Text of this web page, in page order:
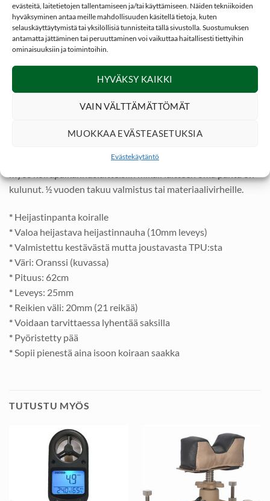
evästeitä, laitetietojen tallentamiseen ja/tai käyttämiseen. Näiden tekniikoiden
hyväksyminen antaa meille mahdollisuuden käsitellä tietoja, kuten
selauskäyttäytymistä tai yksilöllisiä tunnisteita tällä sivustolla. Suostumuksen
antamatta jättäminen tai peruuttaminen voi vaikuttaa haitallisesti tiettyihin
ominaisuuksiin ja toimintoihin.
HYVÄKSY KAIKKI
VAIN VÄLTTÄMÄTTÖMÄT
MUOKKAA EVÄSTEASETUKSIA
Evästekäytäntö
Panta mahtuu aina pienestä isoon koiraan saakka: Pienin
kaula Ø 6cm, suurin kaula Ø19cm. Reikien väli: 20mm välein.
NITEforce Reflexheijastinpannan kokonaispituus on 62cm
ja leveys 25mm sekä paksuus 2,5mm. Pantaa voidaan
tarvittaessa leikata sopivan mittaiseksi. Myös reikiä voidaan
tehdä lisää, mikäli siihen halutaan kiinnittää esim omistajan
D rengas talutinta varten.
heijastinpanta soveltuu erinomaisesti
kulunut. ½ vuoden takuu valmistus tai materiaalivirheille.
* Heijastinpanta koiralle
*Valoa heijastava heijastinnauha (10mm leveys)
*Valmistettu kestävästä mutta joustavasta TPU:sta
*Väri: Oranssi (kuvassa)
* Pituus: 62cm
* Leveys: 25mm
* Reikien väli: 20mm (21 reikää)
*Voidaan tarvittaessa lyhentää saksilla
* Pyöristetty pää
* Sopii pienestä aina isoon koiraan saakka
TUTUSTU MYÖS